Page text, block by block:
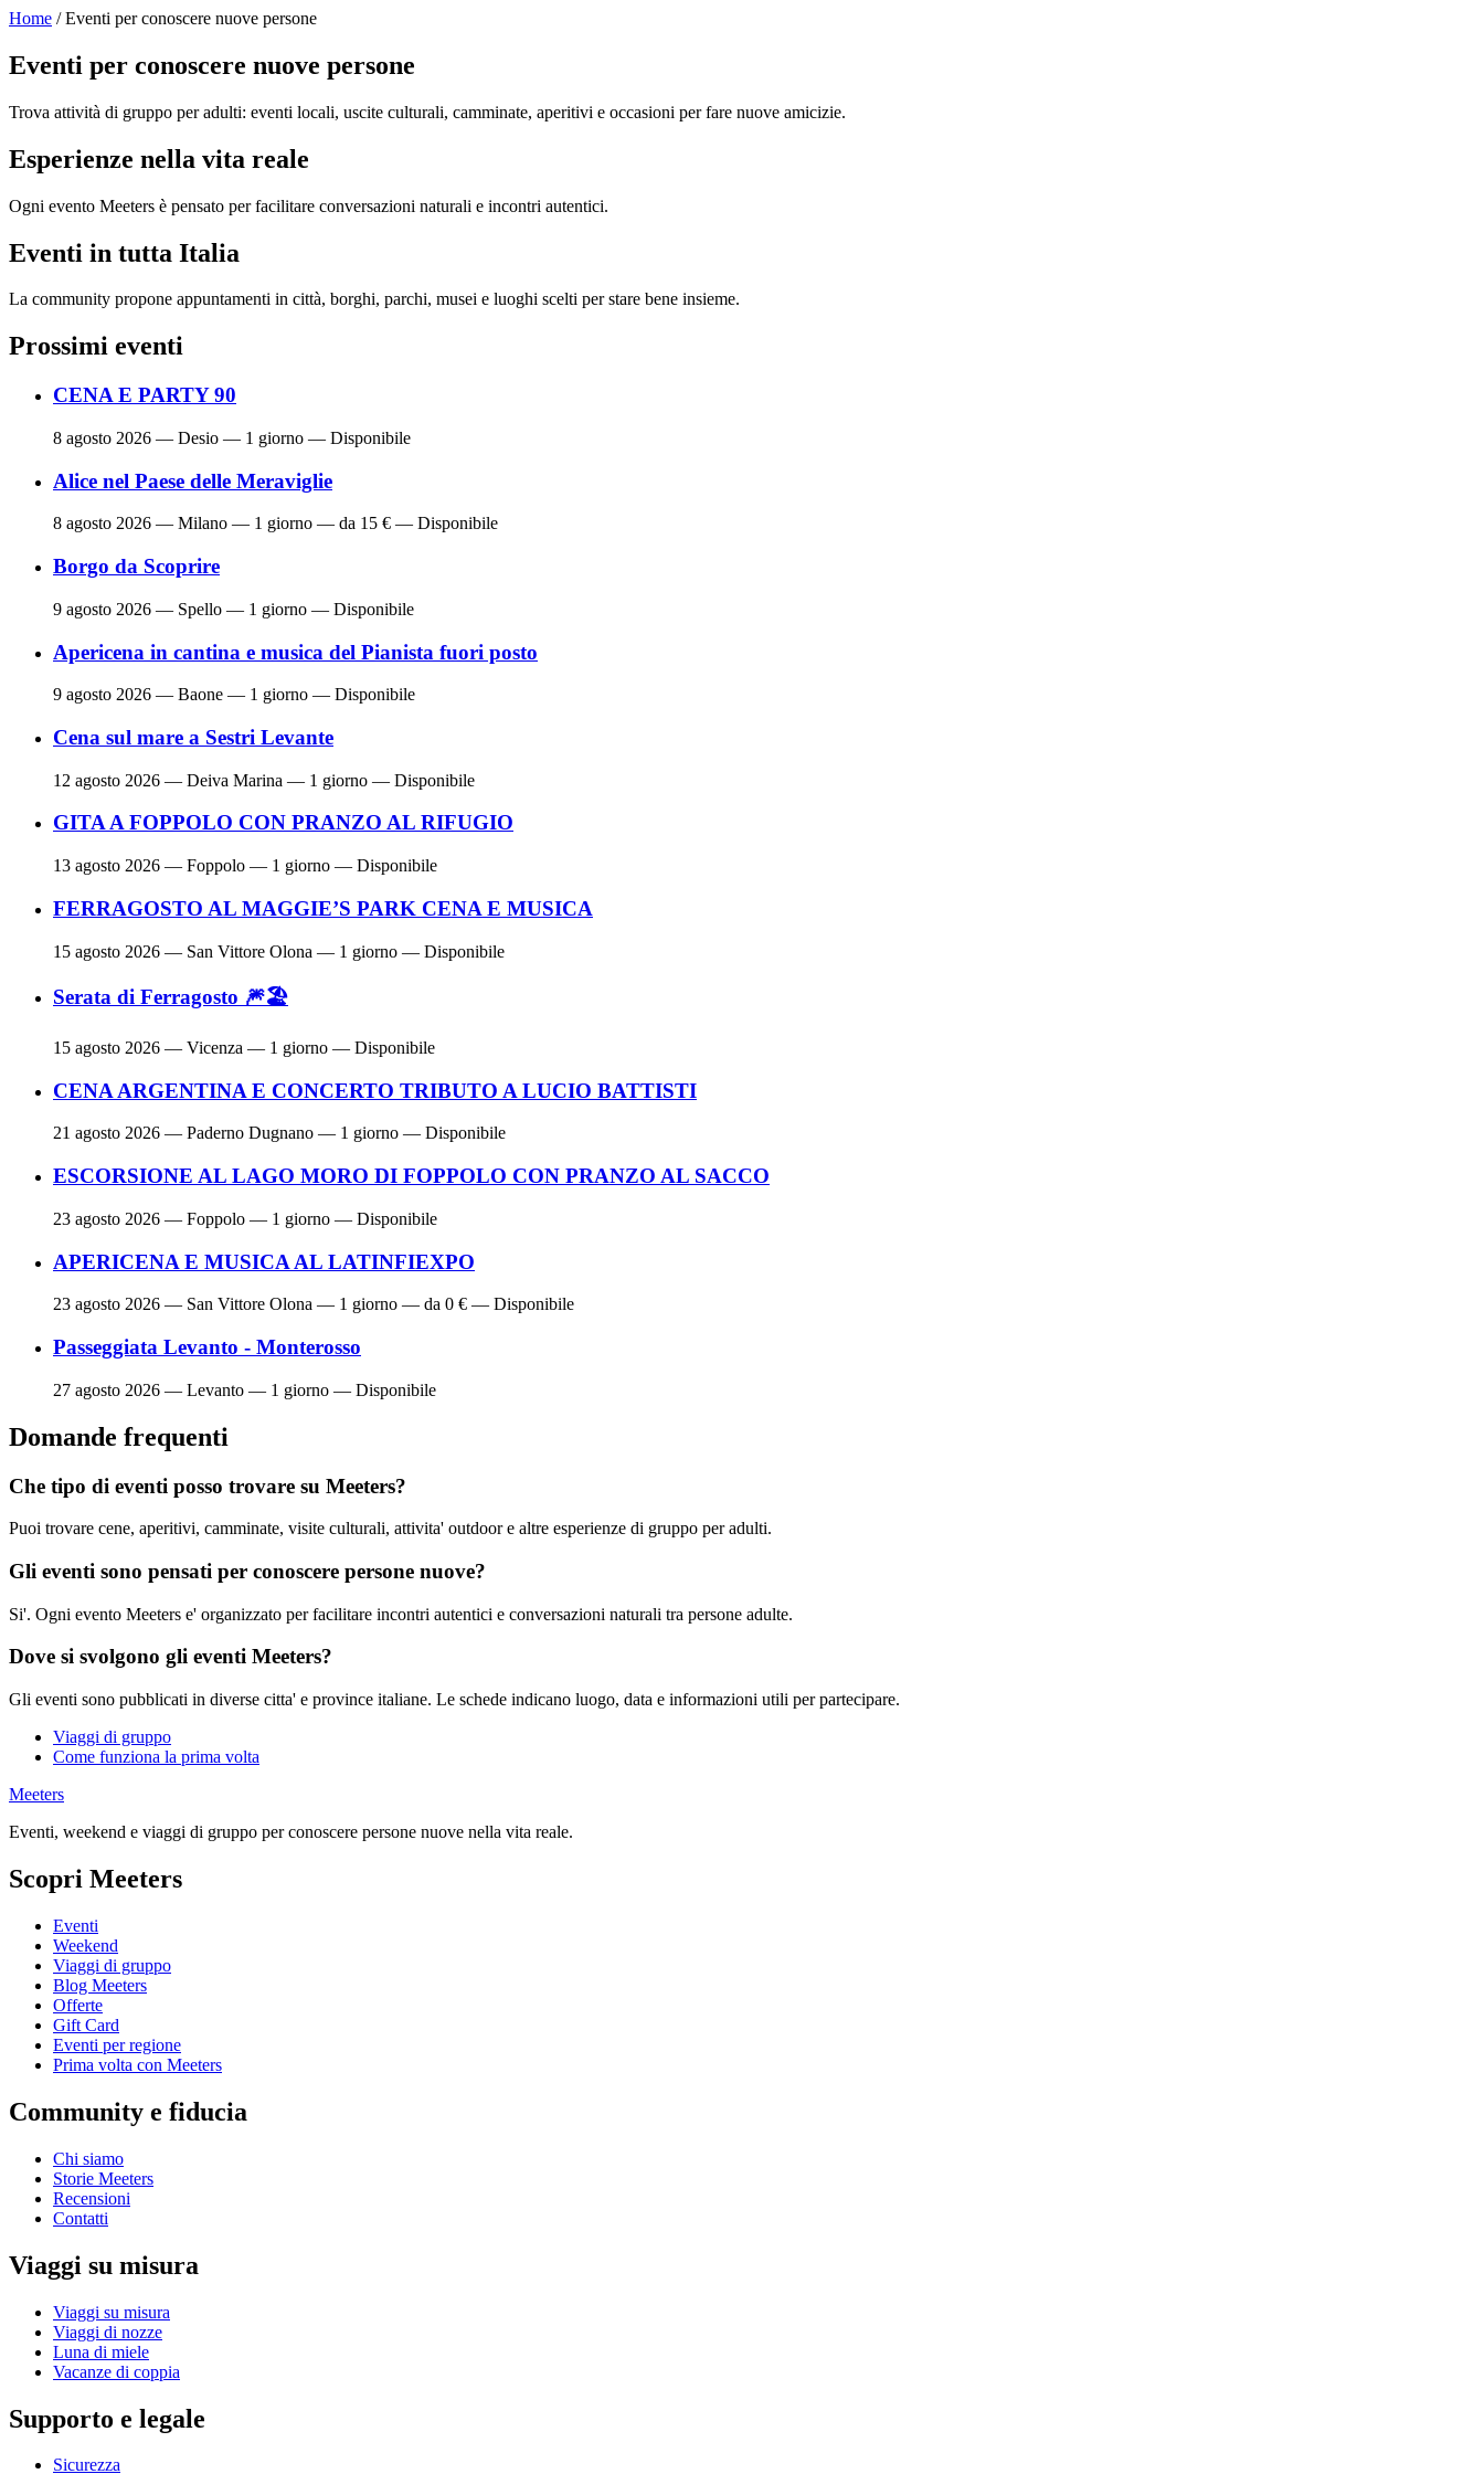
Home / Eventi per conoscere nuove persone
Eventi per conoscere nuove persone
Trova attività di gruppo per adulti: eventi locali, uscite culturali, camminate, aperitivi e occasioni per fare nuove amicizie.
Esperienze nella vita reale
Ogni evento Meeters è pensato per facilitare conversazioni naturali e incontri autentici.
Eventi in tutta Italia
La community propone appuntamenti in città, borghi, parchi, musei e luoghi scelti per stare bene insieme.
Prossimi eventi
CENA E PARTY 90
8 agosto 2026 — Desio — 1 giorno — Disponibile
Alice nel Paese delle Meraviglie
8 agosto 2026 — Milano — 1 giorno — da 15 € — Disponibile
Borgo da Scoprire
9 agosto 2026 — Spello — 1 giorno — Disponibile
Apericena in cantina e musica del Pianista fuori posto
9 agosto 2026 — Baone — 1 giorno — Disponibile
Cena sul mare a Sestri Levante
12 agosto 2026 — Deiva Marina — 1 giorno — Disponibile
GITA A FOPPOLO CON PRANZO AL RIFUGIO
13 agosto 2026 — Foppolo — 1 giorno — Disponibile
FERRAGOSTO AL MAGGIE’S PARK CENA E MUSICA
15 agosto 2026 — San Vittore Olona — 1 giorno — Disponibile
Serata di Ferragosto 🎆🏖
15 agosto 2026 — Vicenza — 1 giorno — Disponibile
CENA ARGENTINA E CONCERTO TRIBUTO A LUCIO BATTISTI
21 agosto 2026 — Paderno Dugnano — 1 giorno — Disponibile
ESCORSIONE AL LAGO MORO DI FOPPOLO CON PRANZO AL SACCO
23 agosto 2026 — Foppolo — 1 giorno — Disponibile
APERICENA E MUSICA AL LATINFIEXPO
23 agosto 2026 — San Vittore Olona — 1 giorno — da 0 € — Disponibile
Passeggiata Levanto - Monterosso
27 agosto 2026 — Levanto — 1 giorno — Disponibile
Domande frequenti
Che tipo di eventi posso trovare su Meeters?
Puoi trovare cene, aperitivi, camminate, visite culturali, attivita' outdoor e altre esperienze di gruppo per adulti.
Gli eventi sono pensati per conoscere persone nuove?
Si'. Ogni evento Meeters e' organizzato per facilitare incontri autentici e conversazioni naturali tra persone adulte.
Dove si svolgono gli eventi Meeters?
Gli eventi sono pubblicati in diverse citta' e province italiane. Le schede indicano luogo, data e informazioni utili per partecipare.
Viaggi di gruppo
Come funziona la prima volta
Meeters
Eventi, weekend e viaggi di gruppo per conoscere persone nuove nella vita reale.
Scopri Meeters
Eventi
Weekend
Viaggi di gruppo
Blog Meeters
Offerte
Gift Card
Eventi per regione
Prima volta con Meeters
Community e fiducia
Chi siamo
Storie Meeters
Recensioni
Contatti
Viaggi su misura
Viaggi su misura
Viaggi di nozze
Luna di miele
Vacanze di coppia
Supporto e legale
Sicurezza